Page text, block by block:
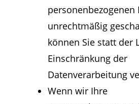
personenbezogenen
unrechtmäßig
können Sie statt der
Einschränkung der
Datenverarbeitung
Wenn wir Ihre